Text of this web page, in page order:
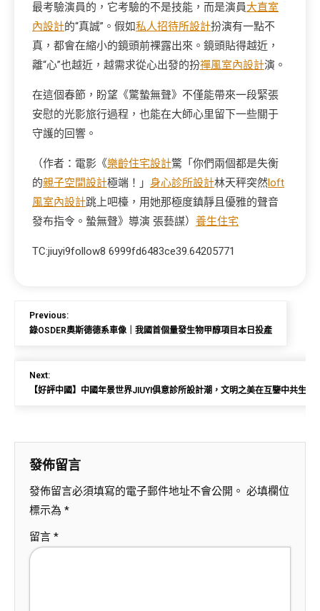
最考驗演員的，它考驗的不是技能，而是演員大直室
內設計的“真誠”。假如私人招待所設計扮演有一點不
真，都會在縮小的鏡頭前裸露出來。鏡頭貼得越近，
離“心”也越近，越需求從心出發的扮禪風室內設計演。
在這個春節，盼望《驚蟄無聲》不僅能帶來一段緊張
安慰的光影旅行過程，也能在大師心里留下一些關于
守護的回響。
（作者：電影《樂齡住宅設計驚「你們兩個都是失衡
的親子空間設計極端！」 身心診所設計林天秤突然loft
風室內設計跳上吧檯，用她那極度鎮靜且優雅的聲音
發布指令。蟄無聲》導演 張藝謀） 養生住宅
TC:jiuyi9follow8 6999fd6483ce39.64205771
Previous:
錄OSDER奧斯德德系車像｜我國首個量發生物甲醇項目本日投產
Next:
【好評中國】中國年景世界JIUYI俱意診所設計潮，文明之美在互鑒中共生共
發佈留言
發佈留言必須填寫的電子郵件地址不會公開。 必填欄位
標示為 *
留言 *